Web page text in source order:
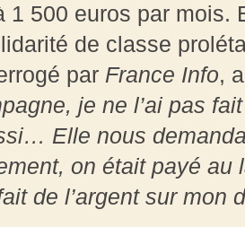
1 500 euros par
de classe
par France Info,
je ne l’ai pas
Elle nous
on était payé
de l’argent sur mon